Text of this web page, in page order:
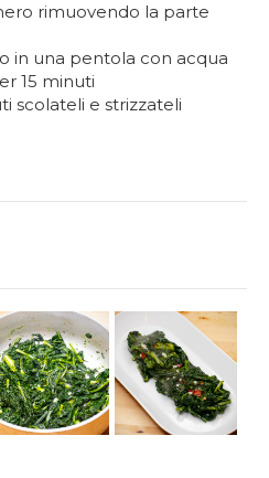
rimuovendo la parte
in una pentola con acqua
15 minuti
scolateli e strizzateli